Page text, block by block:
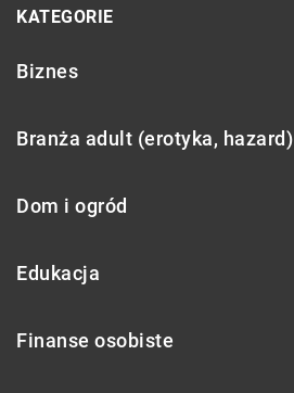
KATEGORIE
Biznes
Branża adult (erotyka, hazard)
Dom i ogród
Edukacja
Finanse osobiste